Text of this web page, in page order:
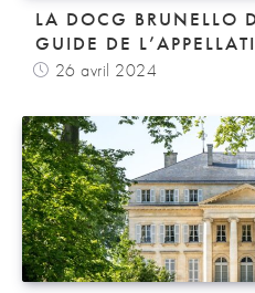
LA DOCG BRUNELLO
GUIDE DE
26 avril 2024